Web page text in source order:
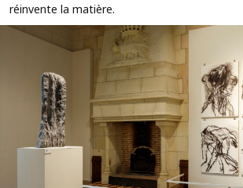
réinvente la matière.